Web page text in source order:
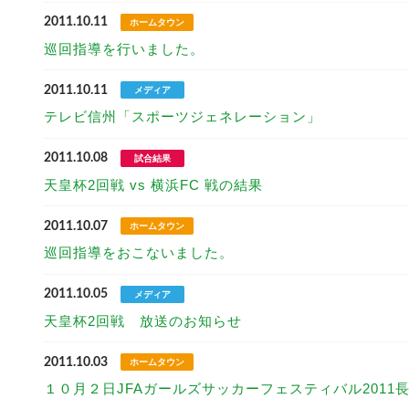
2011.10.11 ホームタウン
巡回指導を行いました。
2011.10.11 メディア
テレビ信州「スポーツジェネレーション」
2011.10.08 試合結果
天皇杯2回戦 vs 横浜FC 戦の結果
2011.10.07 ホームタウン
巡回指導をおこないました。
2011.10.05 メディア
天皇杯2回戦 放送のお知らせ
2011.10.03 ホームタウン
１０月２日JFAガールズサッカーフェスティバル2011